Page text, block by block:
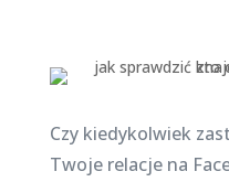
Czy kiedykolwiek
Twoje relacje na